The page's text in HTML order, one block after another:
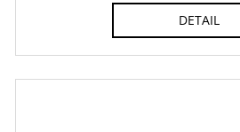
DETAIL